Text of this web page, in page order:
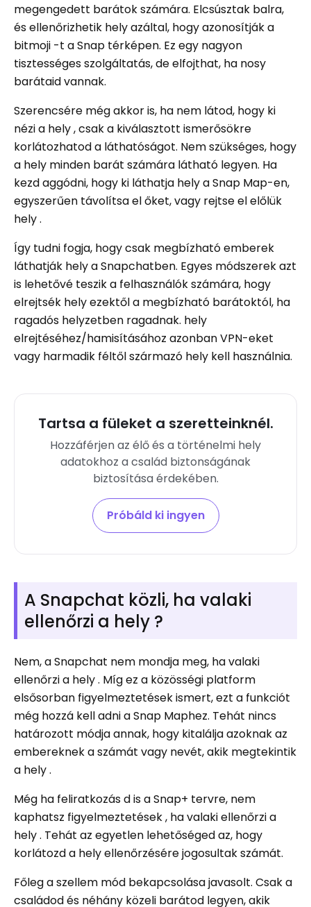
megengedett barátok számára. Elcsúsztak balra,
és ellenőrizhetik hely azáltal, hogy azonosítják a
bitmoji -t a Snap térképen. Ez egy nagyon
tisztességes szolgáltatás, de elfojthat, ha nosy
barátaid vannak.
Szerencsére még akkor is, ha nem látod, hogy ki
nézi a hely , csak a kiválasztott ismerősökre
korlátozhatod a láthatóságot. Nem szükséges, hogy
a hely minden barát számára látható legyen. Ha
kezd aggódni, hogy ki láthatja hely a Snap Map-en,
egyszerűen távolítsa el őket, vagy rejtse el előlük
hely .
Így tudni fogja, hogy csak megbízható emberek
láthatják hely a Snapchatben. Egyes módszerek azt
is lehetővé teszik a felhasználók számára, hogy
elrejtsék hely ezektől a megbízható barátoktól, ha
ragadós helyzetben ragadnak. hely
elrejtéséhez/hamisításához azonban VPN-eket
vagy harmadik féltől származó hely kell használnia.
Tartsa a füleket a szeretteinknél.
Hozzáférjen az élő és a történelmi hely
adatokhoz a család biztonságának
biztosítása érdekében.
Próbáld ki ingyen
A Snapchat közli, ha valaki
ellenőrzi a hely ?
Nem, a Snapchat nem mondja meg, ha valaki
ellenőrzi a hely . Míg ez a közösségi platform
elsősorban figyelmeztetések ismert, ezt a funkciót
még hozzá kell adni a Snap Maphez. Tehát nincs
határozott módja annak, hogy kitalálja azoknak az
embereknek a számát vagy nevét, akik megtekintik
a hely .
Még ha feliratkozás d is a Snap+ tervre, nem
kaphatsz figyelmeztetések , ha valaki ellenőrzi a
hely . Tehát az egyetlen lehetőséged az, hogy
korlátozd a hely ellenőrzésére jogosultak számát.
Főleg a szellem mód bekapcsolása javasolt. Csak a
családod és néhány közeli barátod legyen, akik